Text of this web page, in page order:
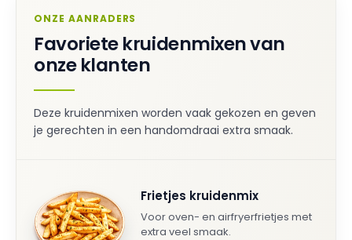
ONZE AANRADERS
Favoriete kruidenmixen van
onze klanten
Deze kruidenmixen worden vaak gekozen en geven
je gerechten in een handomdraai extra smaak.
Frietjes kruidenmix
Voor oven- en airfryerfrietjes met
extra veel smaak.